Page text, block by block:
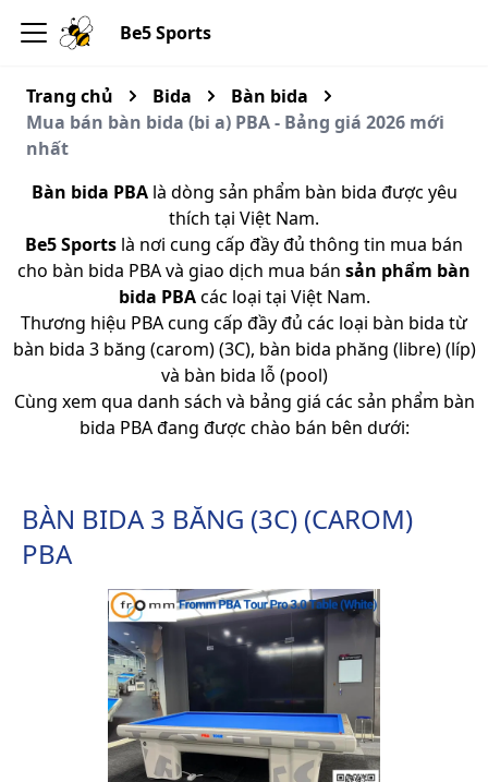
Be5 Sports
Trang chủ Bida
Bàn bida
Mua bán bàn bida (bi a) PBA - Bảng giá 2026 mới
nhất
Bàn bida PBAlà dòng sản phẩm bàn bida được yêu
thích tại Việt Nam.
Be5 Sports là nơi cung cấp đầy đủ thông tin mua bán
cho bàn bida PBA và giao dịch mua bán sản phẩm bàn
bida PBAcác loại tại Việt Nam.
Thương hiệu PBA cung cấp đầy đủ các loại bàn bida từ
bàn bida 3 băng (carom) (3C), bàn bida phăng (libre) (líp)
và bàn bida lỗ (pool)
Cùng xem qua danh sách và bảng giá các sản phẩm bàn
bida PBA đang được chào bán bên dưới:
BÀN BIDA 3 BĂNG (3C) (CAROM)
PBA